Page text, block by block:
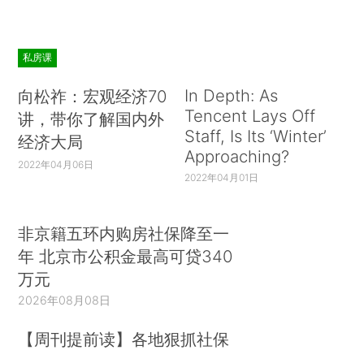
私房课
向松祚：宏观经济70
讲，带你了解国内外
经济大局
2022年04月06日
In Depth: As
Tencent Lays Off
Staff, Is Its ‘Winter’
Approaching?
2022年04月01日
非京籍五环内购房社保降至一
年 北京市公积金最高可贷340
万元
2026年08月08日
【周刊提前读】各地狠抓社保